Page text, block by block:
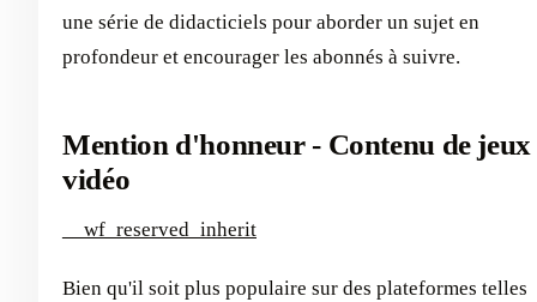
une série de didacticiels pour aborder un sujet en
profondeur et encourager les abonnés à suivre.
Mention d'honneur - Contenu de jeux
vidéo
__wf_reserved_inherit
Bien qu'il soit plus populaire sur des plateformes telles